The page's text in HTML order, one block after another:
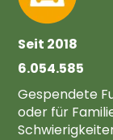
Seit 2018
6.054.585
Gespendete
oder für